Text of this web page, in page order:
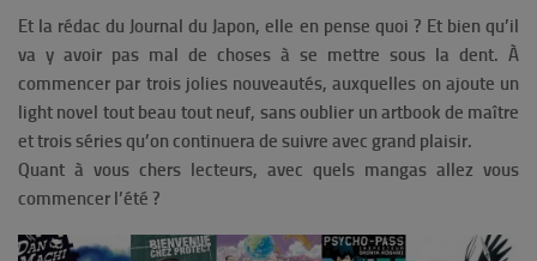
Et la rédac du Journal du Japon, elle en pense quoi ? Et bien qu’il
va y avoir pas mal de choses à se mettre sous la dent. À
commencer par trois jolies nouveautés, auxquelles on ajoute un
light novel tout beau tout neuf, sans oublier un artbook de maître
et trois séries qu’on continuera de suivre avec grand plaisir.
Quant à vous chers lecteurs, avec quels mangas allez vous
commencer l’été ?